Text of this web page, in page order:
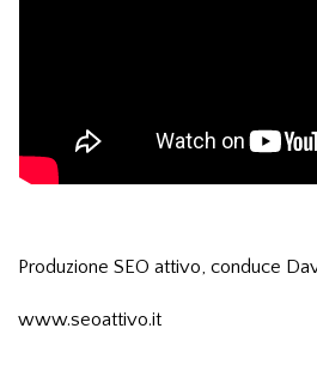
Produzione SEO attivo, conduce
www.seoattivo.it